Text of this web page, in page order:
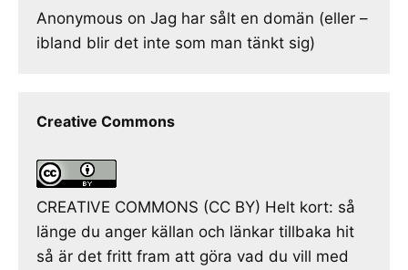
Anonymous on Jag har sålt en domän (eller –
ibland blir det inte som man tänkt sig)
Creative Commons
CREATIVE COMMONS (CC BY) Helt kort: så
länge du anger källan och länkar tillbaka hit
så är det fritt fram att göra vad du vill med